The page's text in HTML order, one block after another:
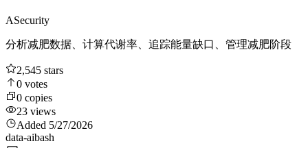
ASecurity
分析减肥数据、计算代谢率、追踪能量缺口、管理减肥阶段
2,545 stars
0 votes
0 copies
23 views
Added 5/27/2026
data-aibash